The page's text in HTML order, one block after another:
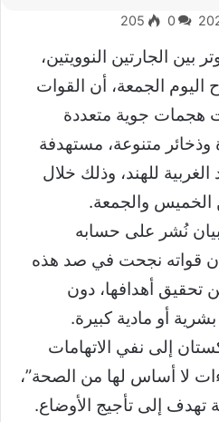
0
205
بين الجارتين النوويتين،
الجمعة، أن القوات
هجمات جوية متعددة
متنوعة، مستهدفة
للهند، وذلك خلال
الخميس والجمعة.
نُشر على حسابه
قواته نجحت في صد هذه
تحقيق أهدافها، دون
أو مادية كبيرة.
إلى نفي الاتهامات
لا أساس لها من الصحة”،
تهدف إلى تأجيج الأوضاع.